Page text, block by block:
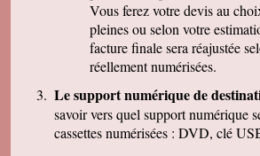
exactitude si l'occasion se
faire connaître je le ferai avec
Cordialement
Vous ferez votre devis au
pleines ou selon votre
facture finale sera réajustée
réellement numérisées.
Le support numérique de
savoir vers quel support numérique
cassettes numérisées : DVD, clé